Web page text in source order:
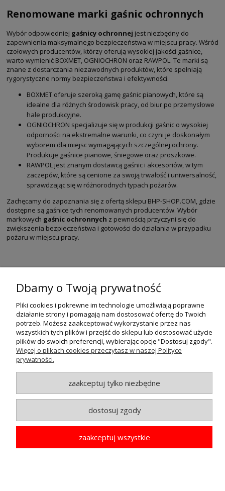
Renomowane marki gaśnic ochronnych
Wybór odpowiedniej gaśnicy ochronnej jest niezbędny do
zapewnienia maksymalnego bezpieczeństwa w miejscu pracy. Wśród
czołowych producentów, którzy oferują wysokiej jakości gaśnice,
warto wymienić BOXMET, OGNIOCHRON oraz RAWPOL. Te marki są
znane z dostarczania niezawodnych produktów, które spełniają
rygorystyczne normy bezpieczeństwa i efektywności.
BOXMET oferuje szeroką gamę gaśnic pianowych, które są
idealne dla różnych środowisk pracy, od biur po przemysłowe
hale produkcyjne.
OGNIOCHRON specjalizuje się w produkcji gaśnic o wysokiej
odporności na ekstremalne warunki, co czyni je doskonałym
wyborem dla miejsc wymagających szczególnej ochrony.
Produkuje gaśnice pianowe, śniegowe oraz proszkowe.
RAWPOL jest znanym dostawcą gaśnic i akcesoriów, w tym
zaczepów, które są cenione za swoją trwałość i uniwersalność,
sprawdzając się w różnorodnych typach pożarów.
Zachęcamy do zapoznania się z ofertą sklepu BHP-SHOP.COM, gdzie
dostępne są gaśnice tych renomowanych producentów. Wybór
markowych gaśnic ochronnych z pewnością przyczyni się do
zwiększenia bezpieczeństwa i gotowości do działania w przypadku
pożaru w miejscu pracy.
POMOC
MOJE KONTO
PŁATNOŚCI I DOSTAWA
O NAS
© MAXSOTE 2026.Wszystkie prawa zastrzeżone.
Dbamy o Twoją prywatność
Pliki cookies i pokrewne im technologie umożliwiają poprawne
działanie strony i pomagają nam dostosować ofertę do Twoich
potrzeb. Możesz zaakceptować wykorzystanie przez nas
wszystkich tych plików i przejść do sklepu lub dostosować użycie
plików do swoich preferencji, wybierając opcję "Dostosuj zgody".
Więcej o plikach cookies przeczytasz w naszej Polityce
prywatności.
zaakceptuj tylko niezbędne
dostosuj zgody
zaakceptuj wszystkie